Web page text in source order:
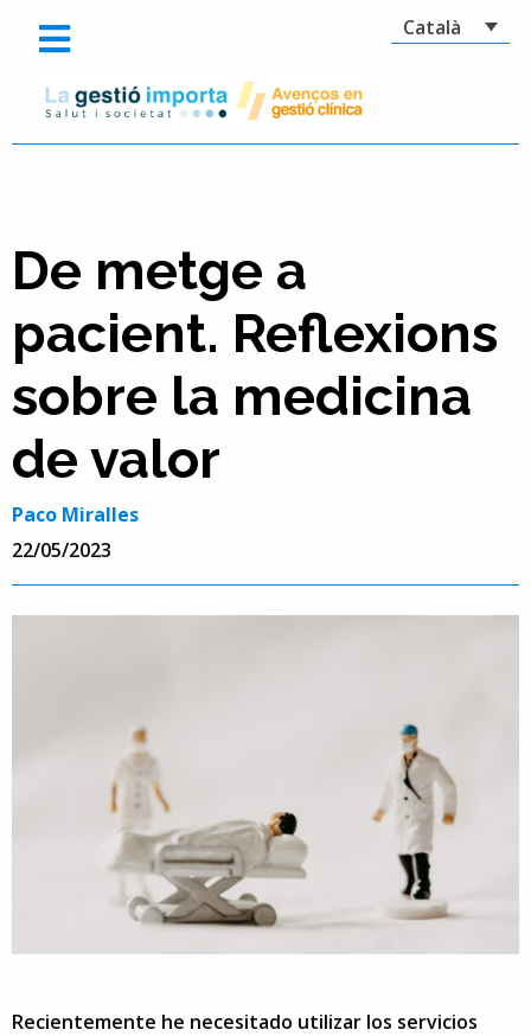
Català
De metge a
pacient. Reflexions
sobre la medicina
de valor
Paco Miralles
22/05/2023
Recientemente he necesitado utilizar los servicios